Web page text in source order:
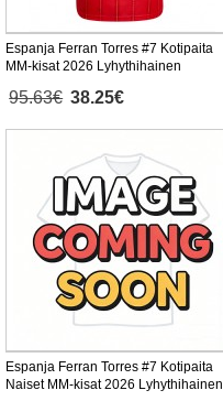
Espanja Ferran Torres #7 Kotipaita
MM-kisat 2026 Lyhythihainen
95.63€ 38.25€
Espanja Ferran Torres #7 Kotipaita
Naiset MM-kisat 2026 Lyhythihainen